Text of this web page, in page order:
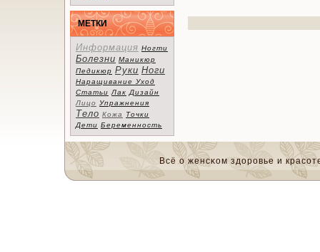
МЕТКИ
Информация Ногти
Болезни Маникюр
Педикюр Руки Ноги
Наращивание Уход
Статьи Лак Дизайн
Лицо Упражнения
Тело Кожа
Точки
Дети Беременность
Всё о женсκом здоровье и